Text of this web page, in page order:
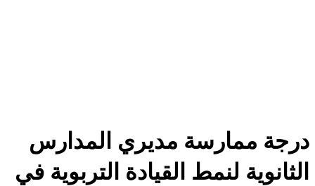
درجة ممارسة مديري المدارس
الثانوية لنمط القيادة التربوية في